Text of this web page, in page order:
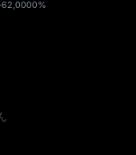
62,0000%